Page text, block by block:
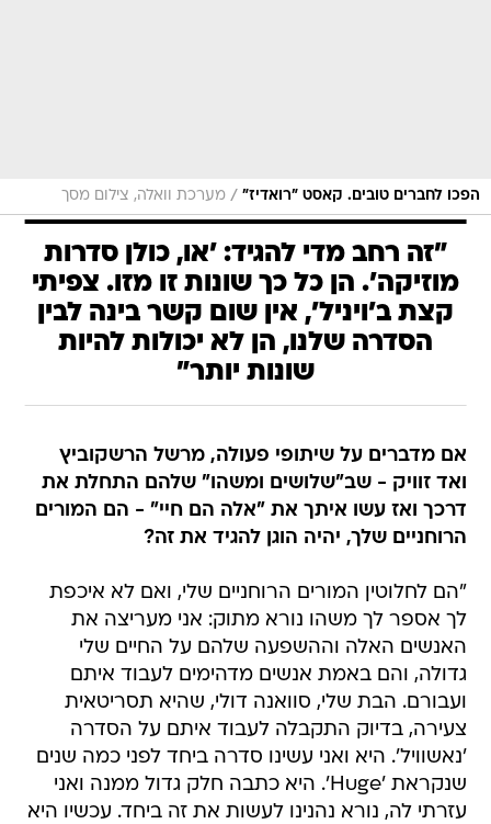
הפכו לחברים טובים. קאסט "רואדיז" / מערכת וואלה, צילום מסך
"זה רחב מדי להגיד: 'או, כולן סדרות
מוזיקה'. הן כל כך שונות זו מזו. צפיתי
קצת ב'ויניל', אין שום קשר בינה לבין
הסדרה שלנו, הן לא יכולות להיות
שונות יותר"
אם מדברים על שיתופי פעולה, מרשל הרשקוביץ
ואד זוויק - שב"שלושים ומשהו" שלהם התחלת את
דרכך ואז עשו איתך את "אלה הם חיי" - הם המורים
הרוחניים שלך, יהיה הוגן להגיד את זה?
"הם לחלוטין המורים הרוחניים שלי, ואם לא איכפת
לך אספר לך משהו נורא מתוק: אני מעריצה את
האנשים האלה וההשפעה שלהם על החיים שלי
גדולה, והם באמת אנשים מדהימים לעבוד איתם
ועבורם. הבת שלי, סוואנה דולי, שהיא תסריטאית
צעירה, בדיוק התקבלה לעבוד איתם על הסדרה
'נאשוויל'. היא ואני עשינו סדרה ביחד לפני כמה שנים
שנקראת 'Huge'. היא כתבה חלק גדול ממנה ואני
עזרתי לה, נורא נהנינו לעשות את זה ביחד. עכשיו היא